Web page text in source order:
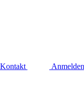
Kontakt Anmelden